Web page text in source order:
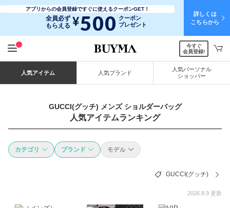
アプリからの会員登録ですぐに使えるクーポンGET！
全員必ず
もらえる ¥500 クーポン
プレゼント
詳しくは
こちらから
今すぐ
会員登録!
人気アイテム 人気ブランド
人気パーソナル
ショッパー
GUCCI(グッチ) メンズ ショルダーバッグ
人気アイテムランキング
カテゴリ ブランド モデル
GUCCI(グッチ)
2026.8.9 更新